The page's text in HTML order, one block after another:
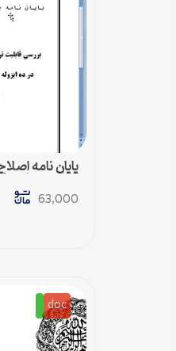
پایان نامه
صفت عملكرد
63,000
doc